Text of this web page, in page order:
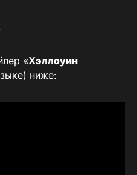
«Хэллоуин
ниже: